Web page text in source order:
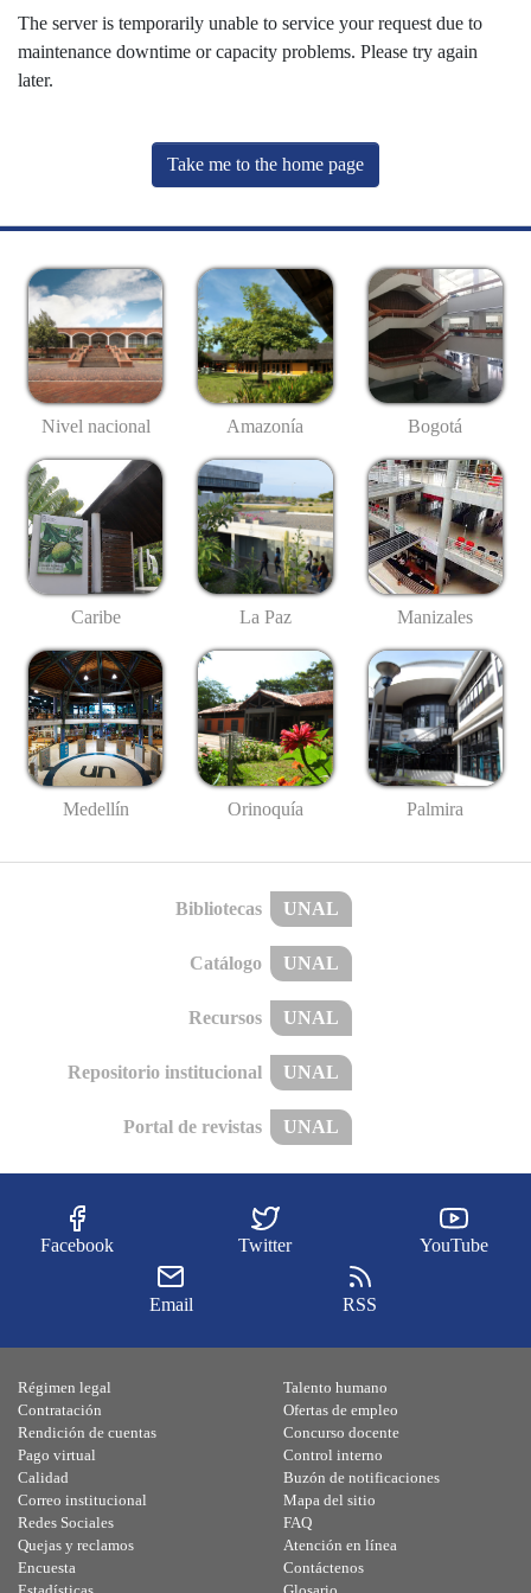
The server is temporarily unable to service your request due to
maintenance downtime or capacity problems. Please try again
later.
Take me to the home page
Nivel nacional Amazonía Bogotá
Caribe La Paz Manizales
Medellín Orinoquía Palmira
Bibliotecas UNAL
Catálogo UNAL
Recursos UNAL
Repositorio institucional UNAL
Portal de revistas UNAL
Facebook Twitter YouTube
Email RSS
Régimen legal
Contratación
Rendición de cuentas
Pago virtual
Calidad
Talento humano
Ofertas de empleo
Concurso docente
Control interno
Buzón de notificaciones
Correo institucional
Redes Sociales
Quejas y reclamos
Encuesta
Mapa del sitio
FAQ
Atención en línea
Contáctenos